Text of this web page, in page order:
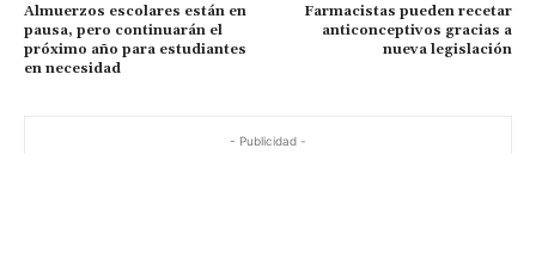
Almuerzos escolares están en
pausa, pero continuarán el
próximo año para estudiantes
en necesidad
Farmacistas pueden recetar
anticonceptivos gracias a
nueva legislación
- Publicidad -